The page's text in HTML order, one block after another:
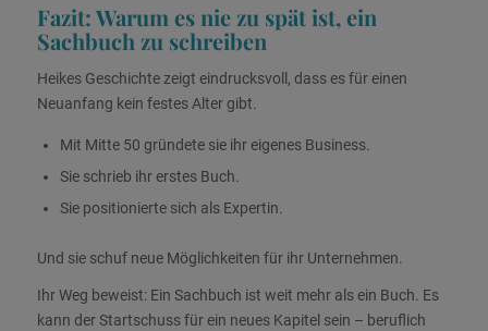
Fazit: Warum es nie zu spät ist, ein
Sachbuch zu schreiben
Heikes Geschichte zeigt eindrucksvoll, dass es für einen
Neuanfang kein festes Alter gibt.
Mit Mitte 50 gründete sie ihr eigenes Business.
Sie schrieb ihr erstes Buch.
Sie positionierte sich als Expertin.
Und sie schuf neue Möglichkeiten für ihr Unternehmen.
Ihr Weg beweist: Ein Sachbuch ist weit mehr als ein Buch. Es
kann der Startschuss für ein neues Kapitel sein – beruflich